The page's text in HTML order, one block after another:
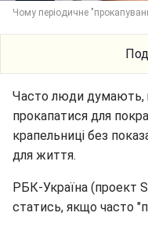
Чому періодичне
Часто люди думають,
прокапатися для
крапельниці без
для життя.
РБК-Україна (проект
статись, якщо часто